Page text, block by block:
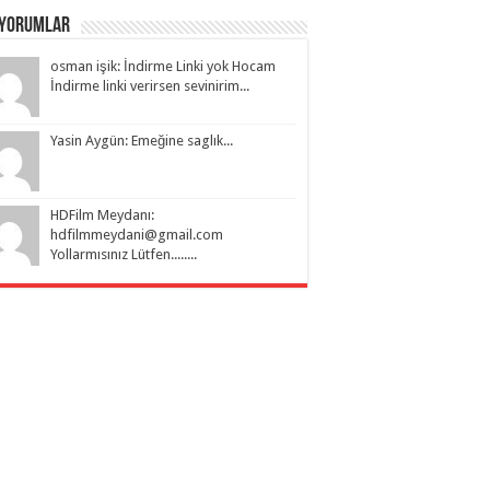
osman işik: İndirme Linki yok Hocam
İndirme linki verirsen sevinirim...
Yasin Aygün: Emeğine saglık...
HDFilm Meydanı:
hdfilmmeydani@gmail.com
Yollarmısınız Lütfen........